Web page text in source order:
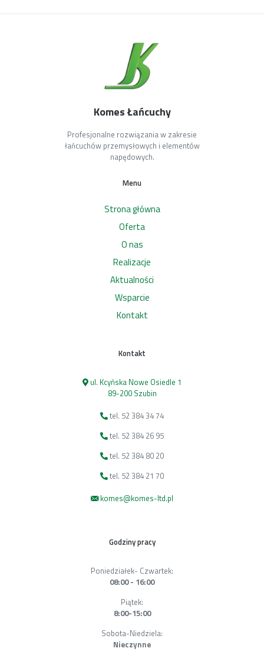
Komes Łańcuchy
Profesjonalne rozwiązania w zakresie
łańcuchów przemysłowych i elementów
napędowych.
Menu
Strona główna
Oferta
O nas
Realizacje
Aktualności
Wsparcie
Kontakt
Kontakt
ul. Kcyńska Nowe Osiedle 1
89-200 Szubin
tel. 52 384 34 74
tel. 52 384 26 95
tel. 52 384 80 20
tel. 52 384 21 70
komes@komes-ltd.pl
Godziny pracy
Poniedziałek- Czwartek:
08:00 - 16:00
Piątek:
8:00-15:00
Sobota-Niedziela:
Nieczynne